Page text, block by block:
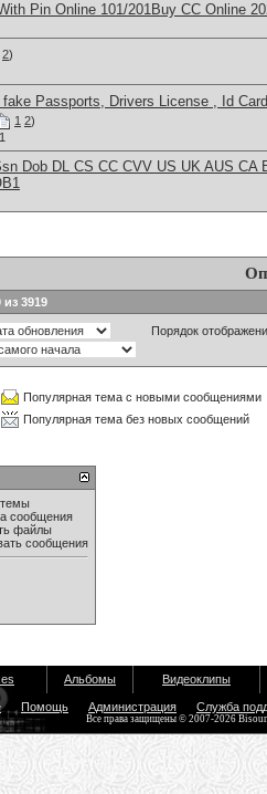
Pin Online 101/201Buy CC Online
2)
fake Passports, Drivers License , Id
1 2)
Dob DL CS CC CVV US UK AUS CA
3919
Порядок
Популярная тема с новыми сообщениями
Популярная тема без новых сообщений
темы
сообщения
файлы
сообщения
Альбомы Видеоклипы
Помощь Администрация Служба
Все права защищены © 2007-2026